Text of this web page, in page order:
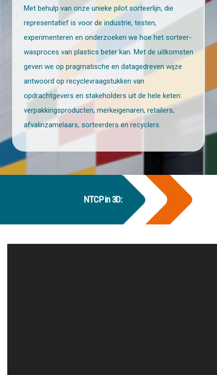
Met behulp van onze unieke pilot sorteerlijn, die
representatief is voor de industrie, testen,
experimenteren en onderzoeken we hoe het sorteer-
wasproces van plastics beter kan. Met de uitkomsten
geven we op pragmatische en datagedreven wijze
antwoord op recyclevraagstukken van
opdrachtgevers en stakeholders uit de hele keten:
verpakkingsproducten, merkeigenaren, retailers,
afvalinzamelaars, sorteerders en recyclers.
NTCP in 3D: